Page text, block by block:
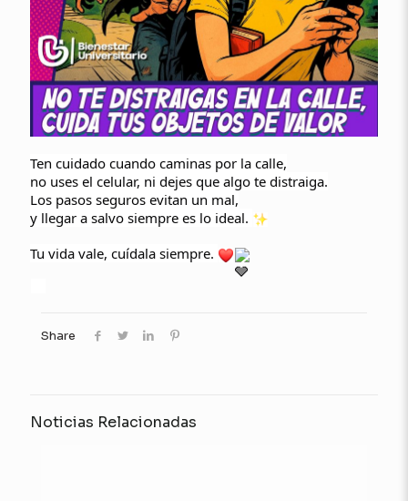
Ten cuidado cuando caminas por la calle,
no uses el celular, ni dejes que algo te distraiga.
Los pasos seguros evitan un mal,
y llegar a salvo siempre es lo ideal.
Tu vida vale, cuídala siempre.
Share
Noticias Relacionadas